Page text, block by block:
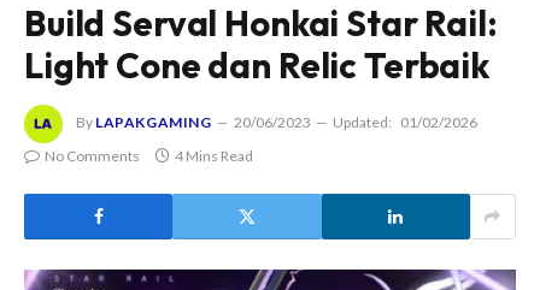
Build Serval Honkai Star Rail:
Light Cone dan Relic Terbaik
By LAPAKGAMING 20/06/2023 Updated: 01/02/2026
No Comments
4 Mins Read